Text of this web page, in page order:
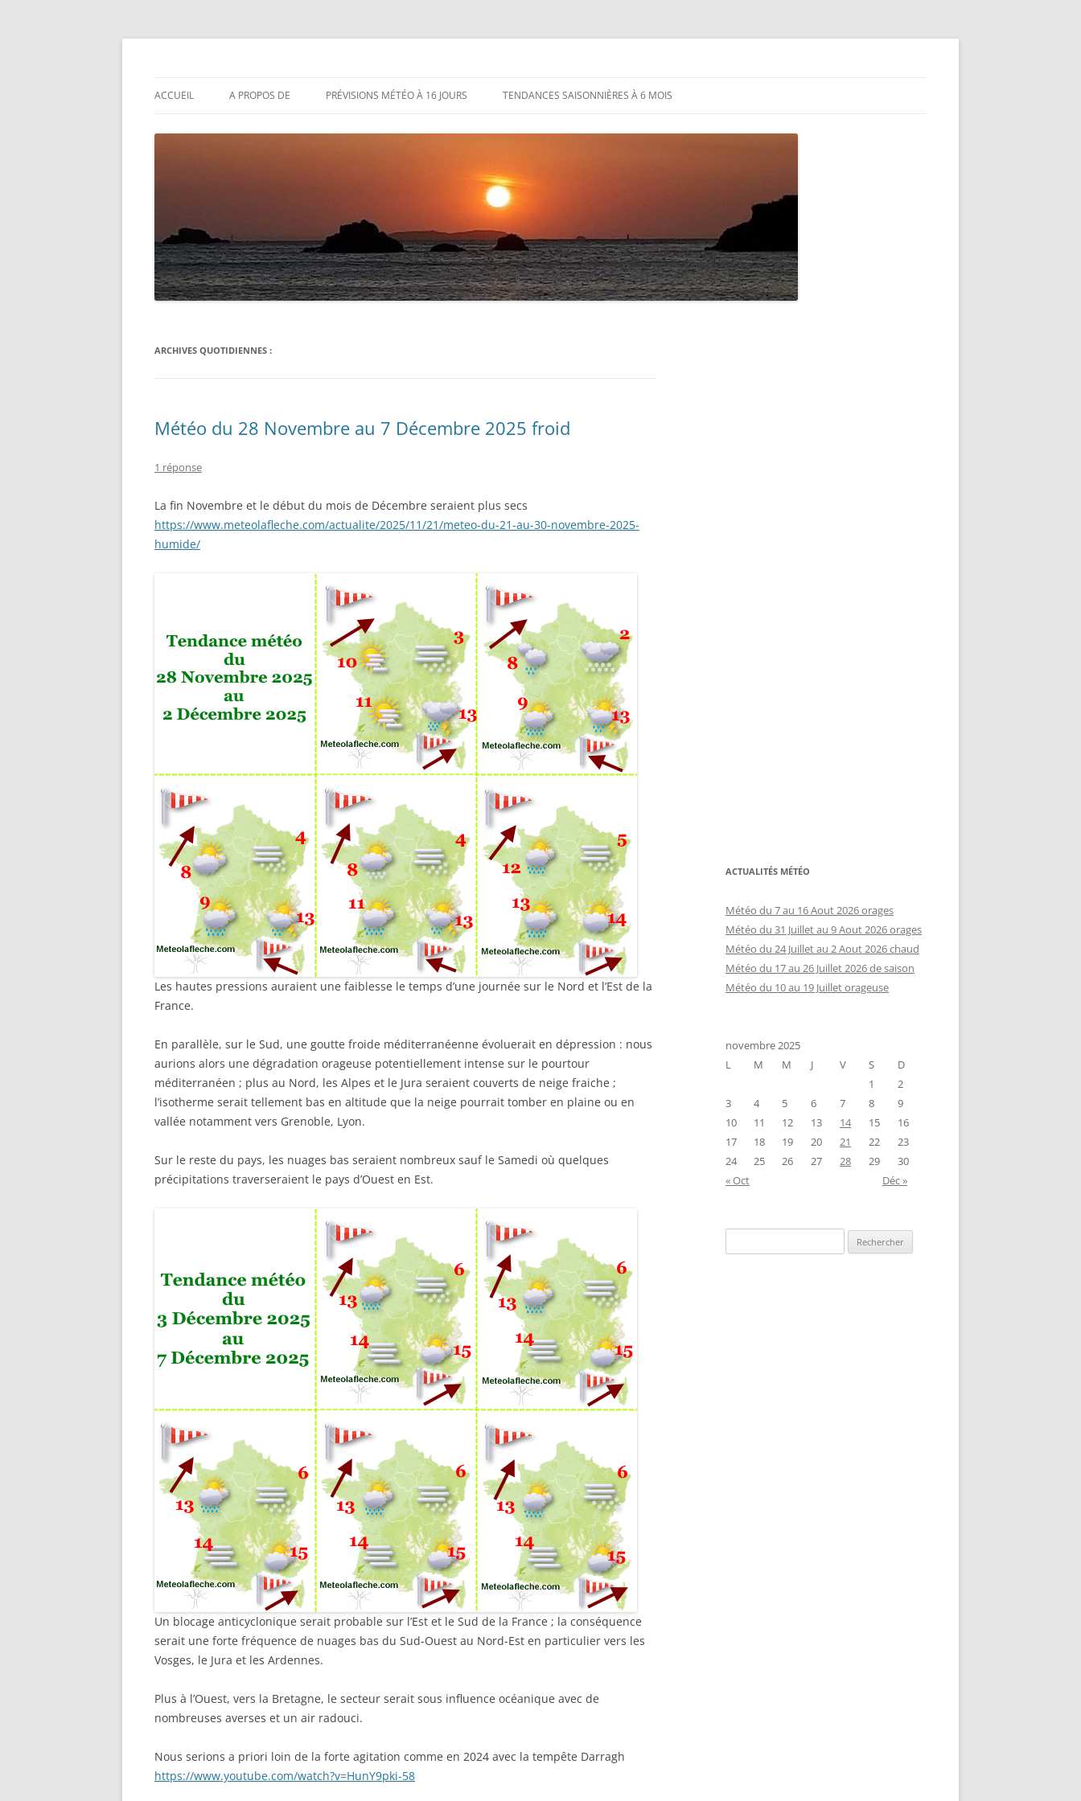
Aller
ACCUEIL A PROPOS DE PRÉVISIONS MÉTÉO À 16 JOURS TENDANCES SAISONNIÈRES À 6 MOIS
ARCHIVES QUOTIDIENNES :
Météo du 28 Novembre au 7 Décembre 2025 froid
1 réponse
La fin Novembre et le début du mois de Décembre seraient plus secs
https://www.meteolafleche.com/actualite/2025/11/21/meteo-du-21-au-30-novembre-2025-
humide/
Les hautes pressions auraient une faiblesse le temps d’une journée sur le Nord et l’Est de la
France.
En parallèle, sur le Sud, une goutte froide méditerranéenne évoluerait en dépression : nous
aurions alors une dégradation orageuse potentiellement intense sur le pourtour
méditerranéen ; plus au Nord, les Alpes et le Jura seraient couverts de neige fraiche ;
l’isotherme serait tellement bas en altitude que la neige pourrait tomber en plaine ou en
vallée notamment vers Grenoble, Lyon.
Sur le reste du pays, les nuages bas seraient nombreux sauf le Samedi où quelques
précipitations traverseraient le pays d’Ouest en Est.
Un blocage anticyclonique serait probable sur l’Est et le Sud de la France ; la conséquence
serait une forte fréquence de nuages bas du Sud-Ouest au Nord-Est en particulier vers les
Vosges, le Jura et les Ardennes.
Plus à l’Ouest, vers la Bretagne, le secteur serait sous influence océanique avec de
nombreuses averses et un air radouci.
Nous serions a priori loin de la forte agitation comme en 2024 avec la tempête Darragh
https://www.youtube.com/watch?v=HunY9pki-58
ACTUALITÉS MÉTÉO
Météo du 7 au 16 Aout 2026 orages
Météo du 31 Juillet au 9 Aout 2026 orages
Météo du 24 Juillet au 2 Aout 2026 chaud
Météo du 17 au 26 Juillet 2026 de saison
Météo du 10 au 19 Juillet orageuse
novembre 2025
L
M M J V S
D
1
2
3
4 5 6 7 8
9
10
11 12 13 14 15
16
17
18 19 20 21 22
23
24
25 26 27 28 29
30
« Oct
Déc »